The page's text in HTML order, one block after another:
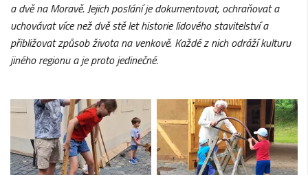
a dvěna Moravě. Jejich poslání je dokumentovat, ochraňovat a
uchovávat více než dvě stě let historie lidového stavitelství a
přibližovat způsob života na venkově. Každé z nich odrážíkulturu
jiného regionu a je proto jedinečné.